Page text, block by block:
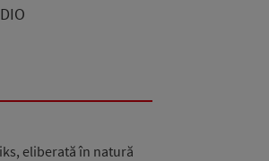
eliberată în natură